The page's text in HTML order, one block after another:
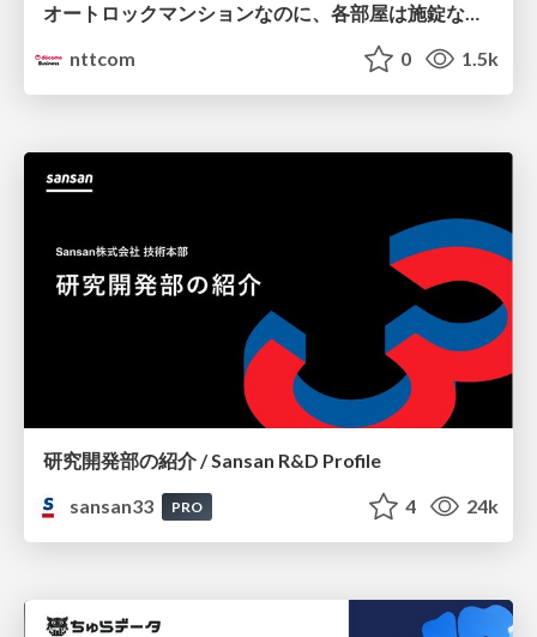
オートロックマンションなのに、各部屋は施錠なし！？ 攻撃者が組織内ネットワークで大暴れする理由 / The Front Door Is Locked, but the Rooms Are Wide Open: Why Attackers Move Freely Inside Enterprise Networks
nttcom
0 1.5k
研究開発部の紹介 / Sansan R&D Profile
sansan33
PRO 4 24k